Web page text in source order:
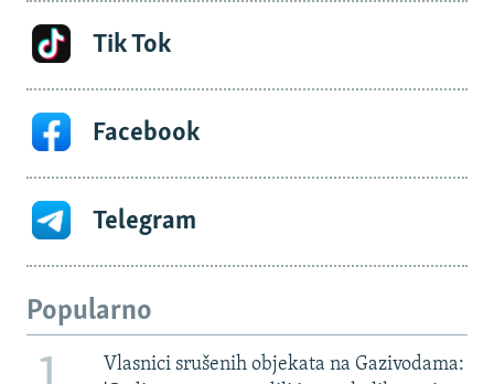
Tik Tok
Facebook
Telegram
Popularno
Vlasnici srušenih objekata na Gazivodama: